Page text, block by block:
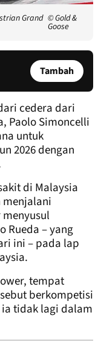
Grand © Gold &
Goose
Tambah
cedera dari
Paolo Simoncelli
untuk
2026 dengan
di Malaysia
menjalani
Rueda – yang
ini – pada lap
tempat
berkompetisi
tidak lagi dalam